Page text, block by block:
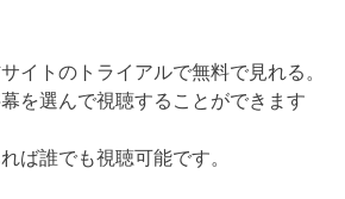
イトのトライアルで無料で見れる。
を選んで視聴することができます
ば誰でも視聴可能です。